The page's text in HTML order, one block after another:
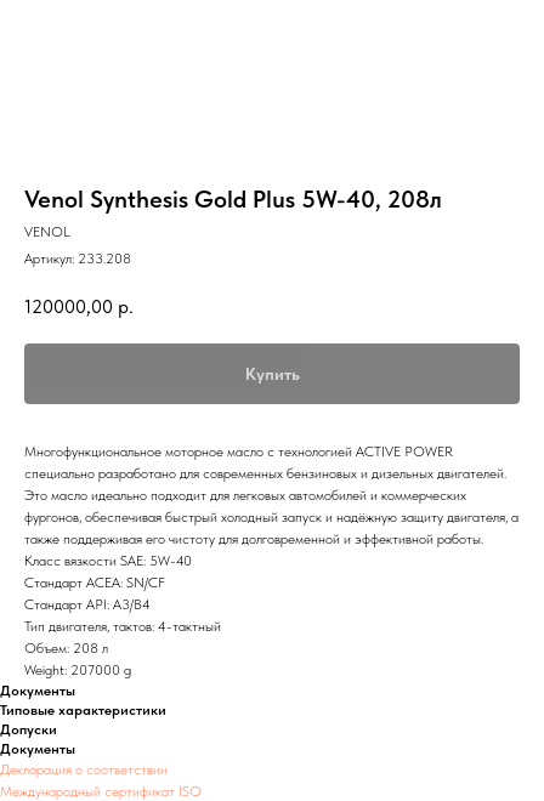
Venol Synthesis Gold Plus 5W-40, 208л
VENOL
Артикул: 233.208
120000,00 р.
Купить
Многофункциональное моторное масло с технологией ACTIVE POWER
специально разработано для современных бензиновых и дизельных двигателей.
Это масло идеально подходит для легковых автомобилей и коммерческих
фургонов, обеспечивая быстрый холодный запуск и надёжную защиту двигателя, а
также поддерживая его чистоту для долговременной и эффективной работы.
Класс вязкости SAE: 5W-40
Стандарт ACEA: SN/CF
Стандарт API: A3/B4
Тип двигателя, тактов: 4-тактный
Объем: 208 л
Weight: 207000 g
Документы
Типовые характеристики
Допуски
Документы
Декларация о соответствии
Международный сертификат ISO